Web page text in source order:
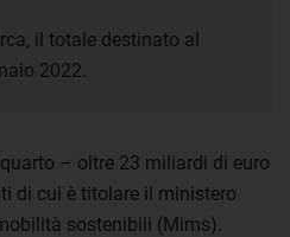
il totale destinato al
2022.
– oltre 23 miliardi di euro
di cui è titolare il ministero
sostenibili (Mims).